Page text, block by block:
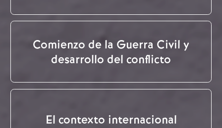
Comienzo de la Guerra Civil y
desarrollo del conflicto
El contexto internacional